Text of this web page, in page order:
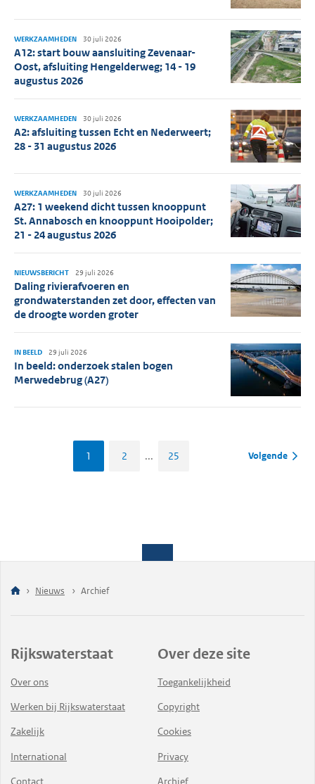
A12: start bouw aansluiting Zevenaar-
Oost, afsluiting Hengelderweg; 14 - 19
augustus 2026
WERKZAAMHEDEN 30 juli 2026
A2: afsluiting tussen Echt en Nederweert;
28 - 31 augustus 2026
WERKZAAMHEDEN 30 juli 2026
A27: 1 weekend dicht tussen knooppunt
St. Annabosch en knooppunt Hooipolder;
21 - 24 augustus 2026
WERKZAAMHEDEN 30 juli 2026
Daling rivierafvoeren en
grondwaterstanden zet door, effecten van
de droogte worden groter
NIEUWSBERICHT 29 juli 2026
In beeld: onderzoek stalen bogen
Merwedebrug (A27)
IN BEELD 29 juli 2026
1 2 ... 25 Volgende
Nieuws Archief
Rijkswaterstaat
Over ons
Werken bij Rijkswaterstaat
Zakelijk
International
Contact
Over deze site
Toegankelijkheid
Copyright
Cookies
Privacy
Archief